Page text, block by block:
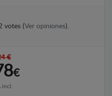
votes (Ver opiniones).
€
€
incl.